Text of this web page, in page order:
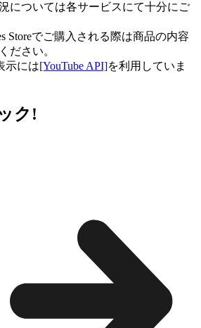
については各サービスにて十分にご
Storeでご購入される際は商品の内容
ださい。
示には[YouTube API]を利用していま
ク!